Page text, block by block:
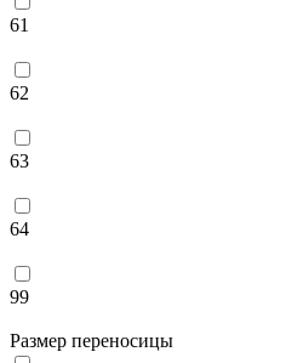
61
62
63
64
99
Размер переносицы